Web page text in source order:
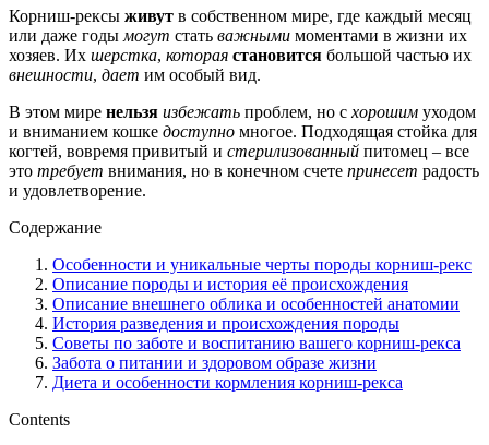
Корниш-рексы живут в собственном мире, где каждый месяц
или даже годы могут стать важными моментами в жизни их
хозяев. Их шерстка, которая становится большой частью их
внешности, дает им особый вид.
В этом мире нельзя избежать проблем, но с хорошим уходом
и вниманием кошке доступно многое. Подходящая стойка для
когтей, вовремя привитый и стерилизованный питомец – все
это требует внимания, но в конечном счете принесет радость
и удовлетворение.
Содержание
Особенности и уникальные черты породы корниш-рекс
Описание породы и история её происхождения
Описание внешнего облика и особенностей анатомии
История разведения и происхождения породы
Советы по заботе и воспитанию вашего корниш-рекса
Забота о питании и здоровом образе жизни
Диета и особенности кормления корниш-рекса
Contents